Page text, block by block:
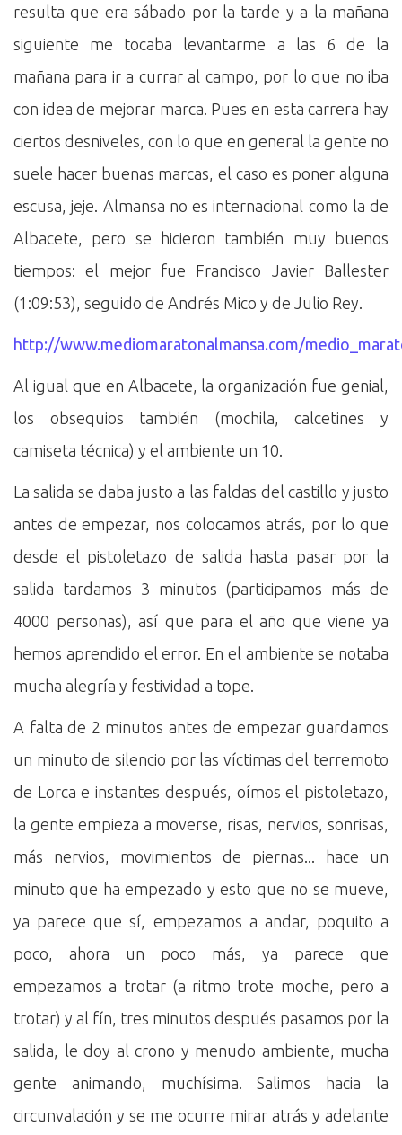
resulta que era sábado por la tarde y a la mañana
siguiente me tocaba levantarme a las 6 de la
mañana para ir a currar al campo, por lo que no iba
con idea de mejorar marca. Pues en esta carrera hay
ciertos desniveles, con lo que en general la gente no
suele hacer buenas marcas, el caso es poner alguna
escusa, jeje. Almansa no es internacional como la de
Albacete, pero se hicieron también muy buenos
tiempos: el mejor fue Francisco Javier Ballester
(1:09:53), seguido de Andrés Mico y de Julio Rey.
http://www.mediomaratonalmansa.com/
Al igual que en Albacete, la organización fue genial,
los obsequios también (mochila, calcetines y
camiseta técnica) y el ambiente un 10.
La salida se daba justo a las faldas del castillo y justo
antes de empezar, nos colocamos atrás, por lo que
desde el pistoletazo de salida hasta pasar por la
salida tardamos 3 minutos (participamos más de
4000 personas), así que para el año que viene ya
hemos aprendido el error. En el ambiente se notaba
mucha alegría y festividad a tope.
A falta de 2 minutos antes de empezar guardamos
un minuto de silencio por las víctimas del terremoto
de Lorca e instantes después, oímos el pistoletazo,
la gente empieza a moverse, risas, nervios, sonrisas,
más nervios, movimientos de piernas... hace un
minuto que ha empezado y esto que no se mueve,
ya parece que sí, empezamos a andar, poquito a
poco, ahora un poco más, ya parece que
empezamos a trotar (a ritmo trote moche, pero a
trotar) y al fín, tres minutos después pasamos por la
salida, le doy al crono y menudo ambiente, mucha
gente animando, muchísima. Salimos hacia la
circunvalación y se me ocurre mirar atrás y adelante